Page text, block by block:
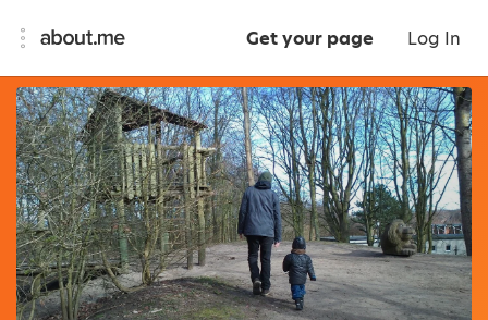
Get your page Log In